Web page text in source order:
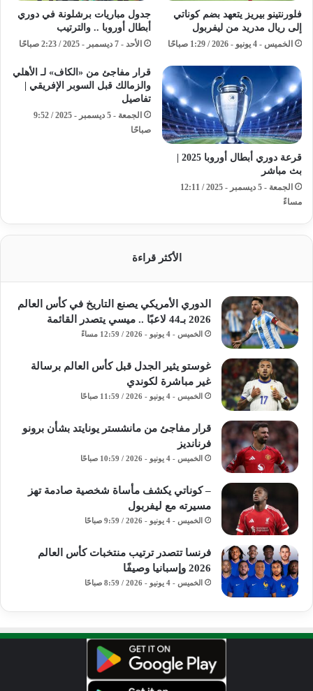
فلورنتينو بيريز يتعهد بضم كوناتي
إلى ريال مدريد من ليفربول
الخميس - 4 يونيو - 2026 / 1:29 صباحًا
جدول مباريات برشلونة في دوري
أبطال أوروبا .. والترتيب
الأحد - 7 ديسمبر - 2025 / 2:23 صباحًا
قرعة دوري أبطال أوروبا 2025 |
بث مباشر
الجمعة - 5 ديسمبر - 2025 / 12:11
مساءً
قرار مفاجئ من «الكاف» لـ الأهلي
والزمالك قبل السوبر الإفريقي |
تفاصيل
الجمعة - 5 ديسمبر - 2025 / 9:52
صباحًا
الأكثر قراءة
الدوري الأمريكي يصنع التاريخ في كأس العالم
2026 بـ44 لاعبًا .. ميسي يتصدر القائمة
الخميس - 4 يونيو - 2026 / 12:59 مساءً
غوستو يثير الجدل قبل كأس العالم برسالة
غير مباشرة لكوندي
الخميس - 4 يونيو - 2026 / 11:59 صباحًا
قرار مفاجئ من مانشستر يونايتد بشأن برونو
فرنانديز
الخميس - 4 يونيو - 2026 / 10:59 صباحًا
– كوناتي يكشف مأساة شخصية صادمة تهز
مسيرته مع ليفربول
الخميس - 4 يونيو - 2026 / 9:59 صباحًا
فرنسا تتصدر ترتيب منتخبات كأس العالم
2026 وإسبانيا وصيفًا
الخميس - 4 يونيو - 2026 / 8:59 صباحًا